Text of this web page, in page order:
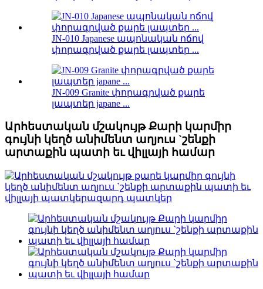
JN-010 Japanese ապոնական ոճով
փորագրված քարե լապտեր ...
JN-009 Granite փորագրված քարե
լապտեր japane ...
Արհեստական ​​մշակույթ Քարի կարմիր
գույնի կեղծ անիմենտ աղյուս `շենքի
արտաքին պատի եւ վիլլայի համար